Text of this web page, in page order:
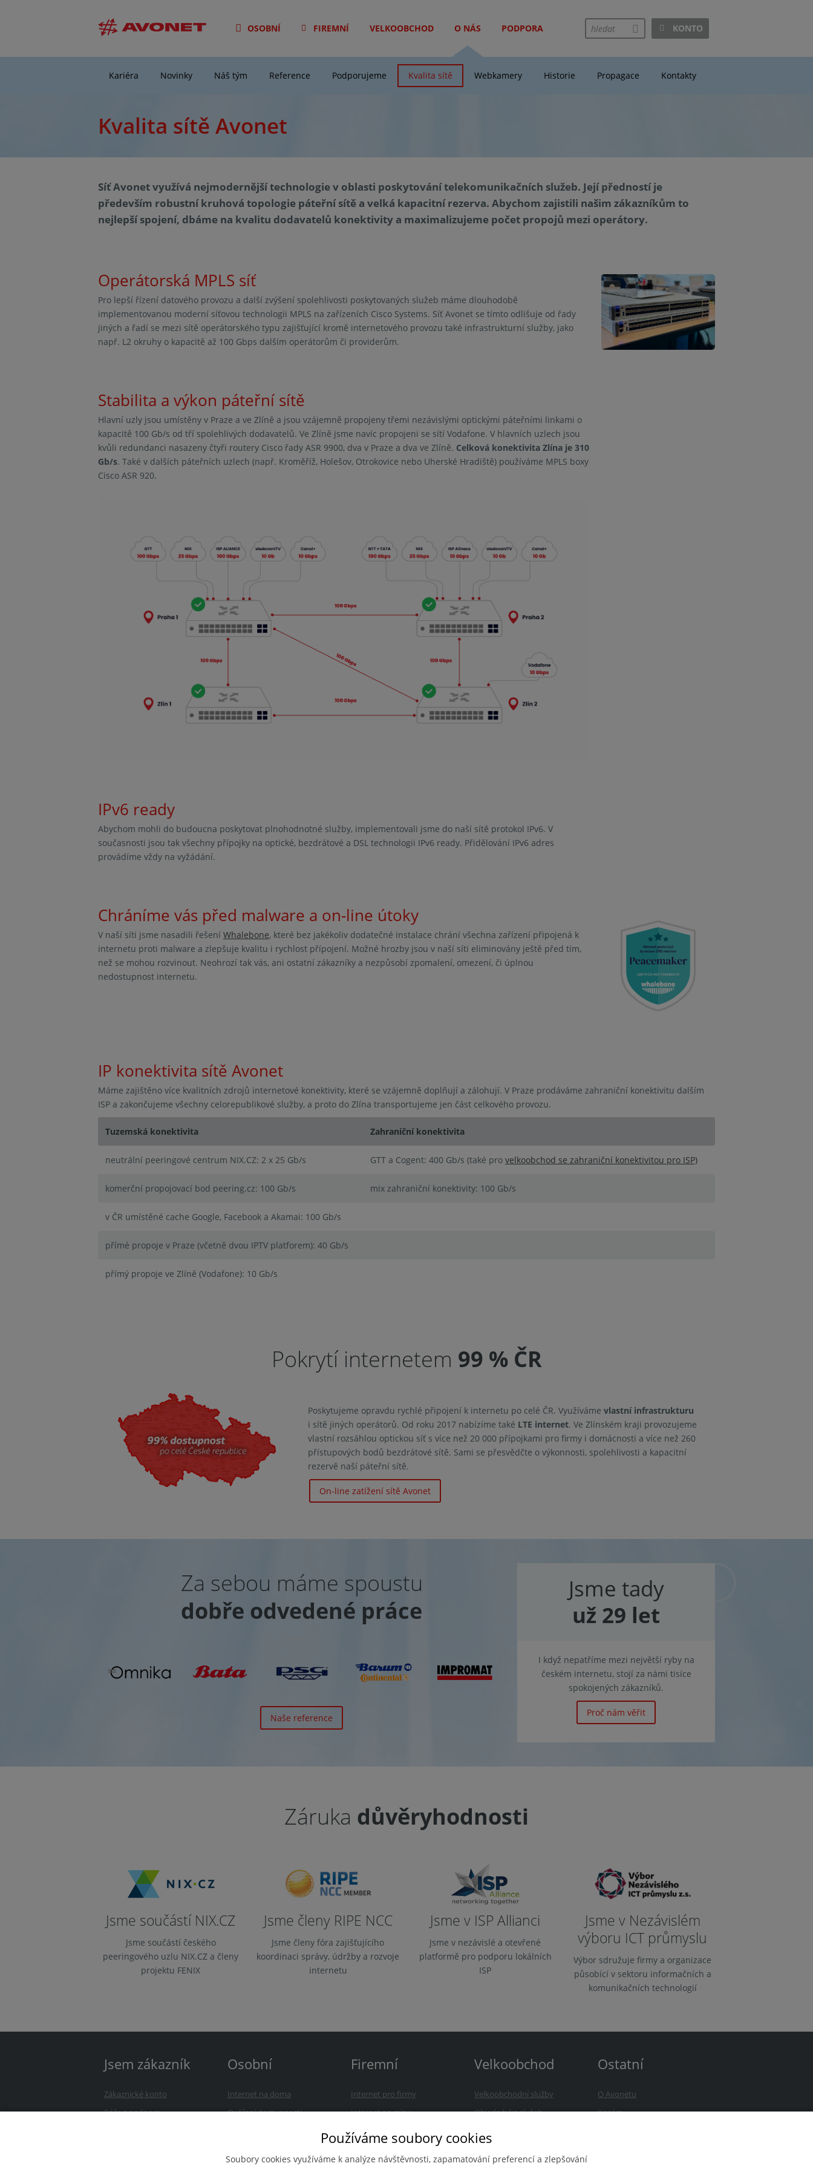
KONTO
OSOBNÍ FIREMNÍ VELKOOBCHOD O NÁS PODPORA
Kariéra Novinky Náš tým Reference Podporujeme Kvalita sítě Webkamery Historie Propagace Kontakty
Kvalita sítě Avonet
Síť Avonet využívá nejmodernější technologie v oblasti poskytování telekomunikačních služeb. Její předností je
především robustní kruhová topologie páteřní sítě a velká kapacitní rezerva. Abychom zajistili našim zákazníkům to
nejlepší spojení, dbáme na kvalitu dodavatelů konektivity a maximalizujeme počet propojů mezi operátory.
Operátorská MPLS síť
Pro lepší řízení datového provozu a další zvýšení spolehlivosti poskytovaných služeb máme dlouhodobě
implementovanou moderní síťovou technologii MPLS na zařízeních Cisco Systems. Síť Avonet se tímto odlišuje od řady
jiných a řadí se mezi sítě operátorského typu zajišťující kromě internetového provozu také infrastrukturní služby, jako
např. L2 okruhy o kapacitě až 100 Gbps dalším operátorům či providerům.
Stabilita a výkon páteřní sítě
Hlavní uzly jsou umístěny v Praze a ve Zlíně a jsou vzájemně propojeny třemi nezávislými optickými páteřními linkami o
kapacitě 100 Gb/s od tří spolehlivých dodavatelů. Ve Zlíně jsme navíc propojeni se sítí Vodafone. V hlavních uzlech jsou
kvůli redundanci nasazeny čtyři routery Cisco řady ASR 9900, dva v Praze a dva ve Zlíně. Celková konektivita Zlína je 310
Gb/s. Také v dalších páteřních uzlech (např. Kroměříž, Holešov, Otrokovice nebo Uherské Hradiště) používáme MPLS boxy
Cisco ASR 920.
IPv6 ready
Abychom mohli do budoucna poskytovat plnohodnotné služby, implementovali jsme do naší sítě protokol IPv6. V
současnosti jsou tak všechny přípojky na optické, bezdrátové a DSL technologii IPv6 ready. Přidělování IPv6 adres
provádíme vždy na vyžádání.
Chráníme vás před malware a on-line útoky
V naší síti jsme nasadili řešení Whalebone, které bez jakékoliv dodatečné instalace chrání všechna zařízení připojená k
internetu proti malware a zlepšuje kvalitu i rychlost přípojení. Možné hrozby jsou v naší síti eliminovány ještě před tím,
než se mohou rozvinout. Neohrozí tak vás, ani ostatní zákazníky a nezpůsobí zpomalení, omezení, či úplnou
nedostupnost internetu.
IP konektivita sítě Avonet
Máme zajištěno více kvalitních zdrojů internetové konektivity, které se vzájemně doplňují a zálohují. V Praze prodáváme zahraniční konektivitu dalším
ISP a zakončujeme všechny celorepublikové služby, a proto do Zlína transportujeme jen část celkového provozu.
Tuzemská konektivita Zahraniční konektivita
neutrální peeringové centrum NIX.CZ: 2 x 25 Gb/s GTT a Cogent: 400 Gb/s (také pro velkoobchod se zahraniční konektivitou pro ISP)
komerční propojovací bod peering.cz: 100 Gb/s mix zahraniční konektivity: 100 Gb/s
v ČR umístěné cache Google, Facebook a Akamai: 100 Gb/s
přímé propoje v Praze (včetně dvou IPTV platforem): 40 Gb/s
přímý propoje ve Zlíně (Vodafone): 10 Gb/s
Pokrytí internetem 99 % ČR
Poskytujeme opravdu rychlé připojení k internetu po celé ČR. Využíváme vlastní infrastrukturu
i sítě jiných operátorů. Od roku 2017 nabízíme také LTE internet. Ve Zlínském kraji provozujeme
vlastní rozsáhlou optickou síť s více než 20 000 přípojkami pro firmy i domácnosti a více než 260
přístupových bodů bezdrátové sítě. Sami se přesvědčte o výkonnosti, spolehlivosti a kapacitní
rezervě naší páteřní sítě.
On-line zatížení sítě Avonet
Za sebou máme spoustu
dobře odvedené práce
Naše reference
Jsme tady
už 29 let
I když nepatříme mezi největší ryby na
českém internetu, stojí za námi tisíce
spokojených zákazníků.
Proč nám věřit
Záruka důvěryhodnosti
Jsme součástí NIX.CZ
Jsme součástí českého
peeringového uzlu NIX.CZ a členy
projektu FENIX
Jsme členy RIPE NCC
Jsme členy fóra zajišťujícího
koordinaci správy, údržby a rozvoje
internetu
Jsme v ISP Allianci
Jsme v nezávislé a otevřené
platformě pro podporu lokálních
ISP
Jsme v Nezávislém
výboru ICT průmyslu
Výbor sdružuje firmy a organizace
působící v sektoru informačních a
komunikačních technologií
Jsem zákazník
Zákaznické konto
Péče a podpora
Osobní
Internet na doma
Ověření dostupnosti
Firemní
Internet pro firmy
Internet na míru
Reference
Velkoobchod
Velkoobchodní služby
Objednávka služeb
Ostatní
O Avonetu
Kariéra
Používáme soubory cookies
Soubory cookies využíváme k analýze návštěvnosti, zapamatování preferencí a zlepšování